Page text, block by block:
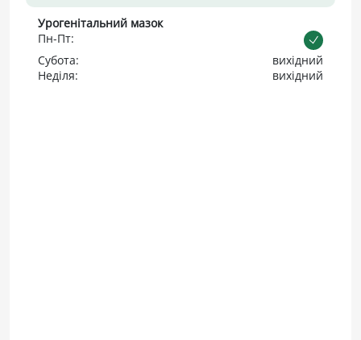
Урогенітальний мазок
Пн-Пт:
Субота:
вихідний
Неділя:
вихідний